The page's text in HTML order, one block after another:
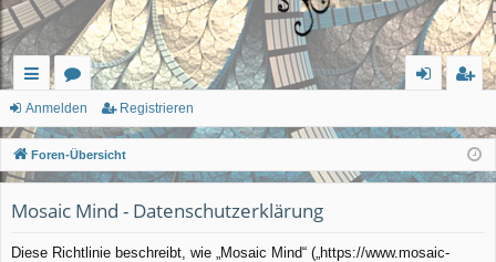
ch
ne
llz
ug
or
en
m
el
ist
rie
Anmelden Registrieren
Foren-Übersicht
Mosaic Mind - Datenschutzerklärung
Diese Richtlinie beschreibt, wie „Mosaic Mind“ („https://www.mosaic-